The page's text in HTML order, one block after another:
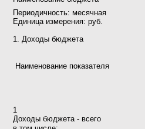
Периодичность: месячная
Единица измерения: руб.
1. Доходы бюджета
Наименование показателя
1
Доходы бюджета - всего